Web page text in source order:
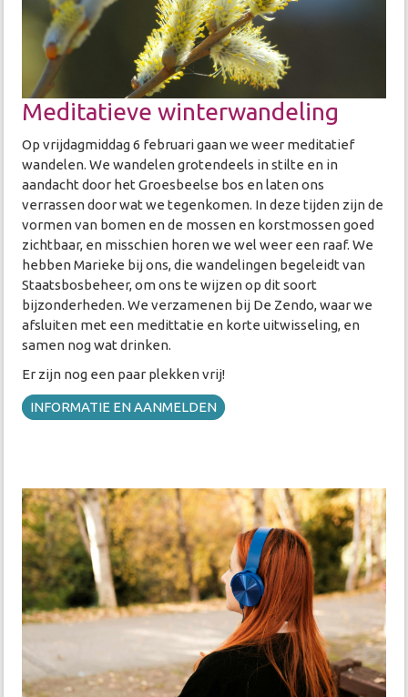
Meditatieve winterwandeling
Op vrijdagmiddag 6 februari gaan we weer meditatief
wandelen. We wandelen grotendeels in stilte en in
aandacht door het Groesbeelse bos en laten ons
verrassen door wat we tegenkomen. In deze tijden zijn de
vormen van bomen en de mossen en korstmossen goed
zichtbaar, en misschien horen we wel weer een raaf. We
hebben Marieke bij ons, die wandelingen begeleidt van
Staatsbosbeheer, om ons te wijzen op dit soort
bijzonderheden. We verzamenen bij De Zendo, waar we
afsluiten met een medittatie en korte uitwisseling, en
samen nog wat drinken.
Er zijn nog een paar plekken vrij!
INFORMATIE EN AANMELDEN